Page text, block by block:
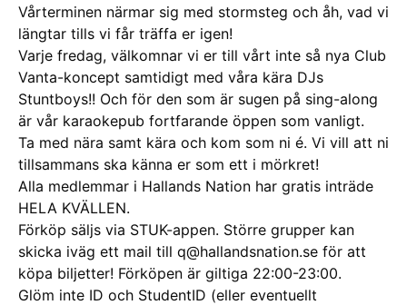
Vårterminen närmar sig med stormsteg och åh, vad vi
längtar tills vi får träffa er igen!
Varje fredag, välkomnar vi er till vårt inte så nya Club
Vanta-koncept samtidigt med våra kära DJs
Stuntboys!! Och för den som är sugen på sing-along
är vår karaokepub fortfarande öppen som vanligt.
Ta med nära samt kära och kom som ni é. Vi vill att ni
tillsammans ska känna er som ett i mörkret!
Alla medlemmar i Hallands Nation har gratis inträde
HELA KVÄLLEN.
Förköp säljs via STUK-appen. Större grupper kan
skicka iväg ett mail till q@hallandsnation.se för att
köpa biljetter! Förköpen är giltiga 22:00-23:00.
Glöm inte ID och StudentID (eller eventuellt